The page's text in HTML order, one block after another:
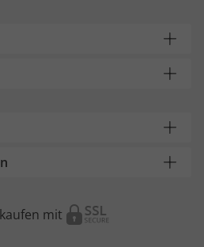
mit